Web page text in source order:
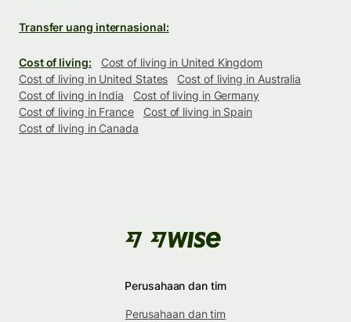
Transfer uang internasional:
Cost of living:
Cost of living in United Kingdom
Cost of living in United States
Cost of living in Australia
Cost of living in India
Cost of living in Germany
Cost of living in France
Cost of living in Spain
Cost of living in Canada
Perusahaan dan tim
Perusahaan dan tim